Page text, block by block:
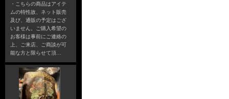
・こちらの商品はアイテ
ムの特性故、ネット販売
及び、通販の予定はござ
いません。ご購入希望の
お客様は事前にご連絡の
上、ご来店、ご商談が可
能な方と限らせて頂…